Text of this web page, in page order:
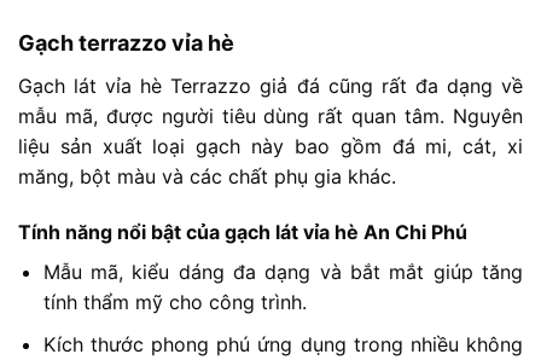
Gạch terrazzo vỉa hè
Gạch lát vỉa hè Terrazzo giả đá cũng rất đa dạng về
mẫu mã, được người tiêu dùng rất quan tâm. Nguyên
liệu sản xuất loại gạch này bao gồm đá mi, cát, xi
măng, bột màu và các chất phụ gia khác.
Tính năng nổi bật của gạch lát vỉa hè An Chi Phú
Mẫu mã, kiểu dáng đa dạng và bắt mắt giúp tăng
tính thẩm mỹ cho công trình.
Kích thước phong phú ứng dụng trong nhiều không